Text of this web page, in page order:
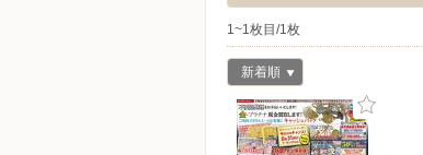
1~1枚目/1枚
新着順